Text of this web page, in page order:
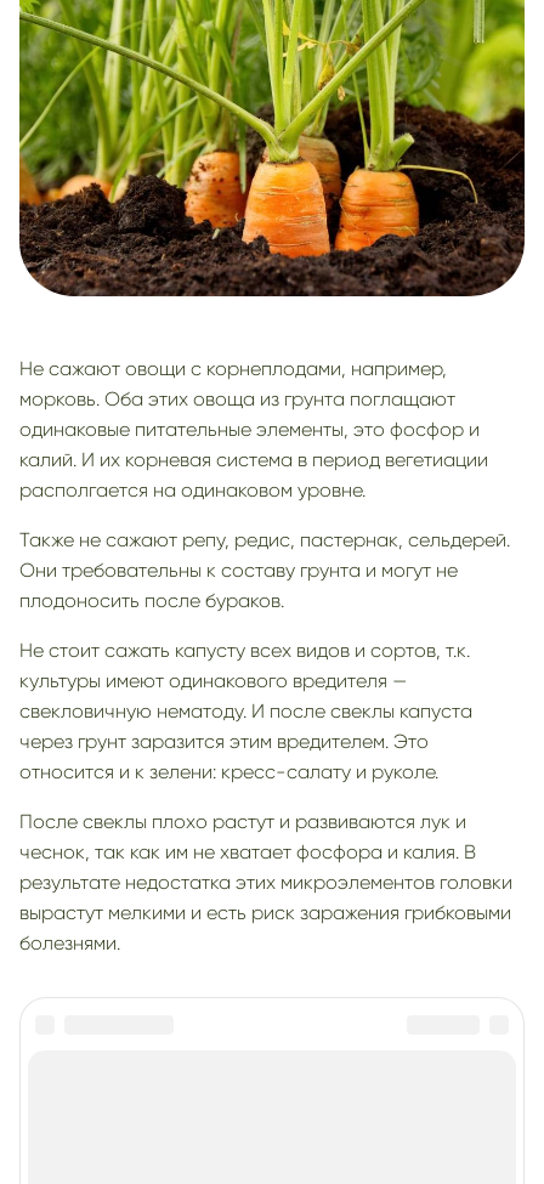
Не сажают овощи с корнеплодами, например,
морковь. Оба этих овоща из грунта поглащают
одинаковые питательные элементы, это фосфор и
калий. И их корневая система в период вегетиации
располгается на одинаковом уровне.
Также не сажают репу, редис, пастернак, сельдерей.
Они требовательны к составу грунта и могут не
плодоносить после бураков.
Не стоит сажать капусту всех видов и сортов, т.к.
культуры имеют одинакового вредителя —
свекловичную нематоду. И после свеклы капуста
через грунт заразится этим вредителем. Это
относится и к зелени: кресс-салату и руколе.
После свеклы плохо растут и развиваются лук и
чеснок, так как им не хватает фосфора и калия. В
результате недостатка этих микроэлементов головки
вырастут мелкими и есть риск заражения грибковыми
болезнями.